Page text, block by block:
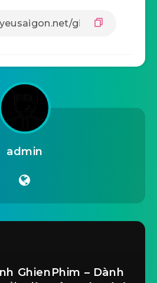
admin
GhienPhim – Dành